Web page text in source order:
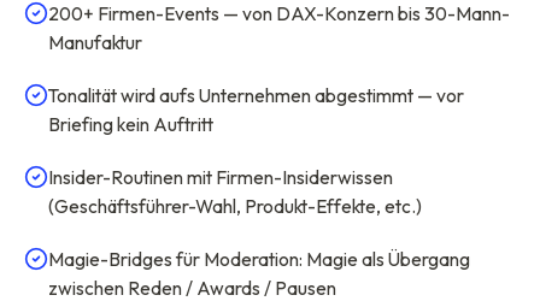
200+ Firmen-Events — von DAX-Konzern bis 30-Mann-
Manufaktur
Tonalität wird aufs Unternehmen abgestimmt — vor
Briefing kein Auftritt
Insider-Routinen mit Firmen-Insiderwissen
(Geschäftsführer-Wahl, Produkt-Effekte, etc.)
Magie-Bridges für Moderation: Magie als Übergang
zwischen Reden / Awards / Pausen